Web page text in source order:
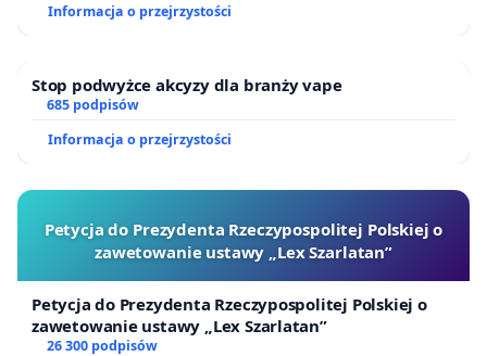
Informacja o przejrzystości
Stop podwyżce akcyzy dla branży vape
685 podpisów
Informacja o przejrzystości
Petycja do Prezydenta Rzeczypospolitej Polskiej o
zawetowanie ustawy „Lex Szarlatan”
Petycja do Prezydenta Rzeczypospolitej Polskiej o
zawetowanie ustawy „Lex Szarlatan”
26 300 podpisów